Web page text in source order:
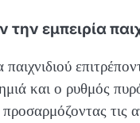
εμπειρία
και ο ρυθμός
τις